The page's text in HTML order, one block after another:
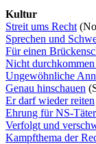
Kultur
Streit ums Recht
Sprechen und
Für einen
Nicht durchkommen
Ungewöhnliche
Genau hinschauen
Er darf wieder reiten
Ehrung für NS-Täter
Verfolgt und
Kampfthema der